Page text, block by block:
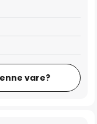
vare?